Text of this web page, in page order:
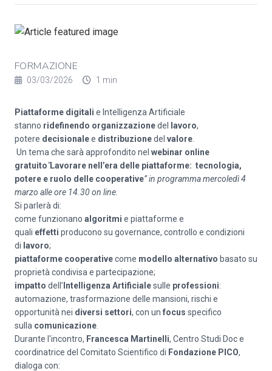
FORMAZIONE
03/03/2026 1 min
Piattaforme digitali e Intelligenza Artificiale
stanno ridefinendo organizzazionedel lavoro,
potere decisionalee distribuzionedel valore
Un tema che sarà approfondito nel webinar online
gratuito"Lavorare nell’era delle piattaforme: tecnologia,
potere e ruolo delle cooperative” in programma mercoledì 4
marzo alle ore 14.30 on line.
Si parlerà di:
come funzionano algoritmi e piattaforme e
quali effetti producono su governance, controllo e condizioni
di lavoro;
piattaforme cooperativecome modello alternativo basato su
proprietà condivisa e partecipazione;
impatto dell’ Intelligenza Artificialesulle professioni:
automazione, trasformazione delle mansioni, rischi e
opportunità nei diversi settori, con un focus specifico
sulla comunicazione
Durante l'incontro, Francesca Martinelli, Centro Studi Doc e
coordinatrice del Comitato Scientifico di Fondazione PICO,
dialoga con: